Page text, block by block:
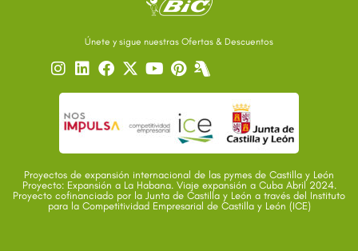
Únete y sigue nuestras Ofertas & Descuentos
Proyectos de expansión internacional de las pymes de Castilla y León
Proyecto: Expansión a La Habana. Viaje expansión a Cuba Abril 2024.
Proyecto cofinanciado por la Junta de Castilla y León a través del Instituto
para la Competitividad Empresarial de Castilla y León (ICE)